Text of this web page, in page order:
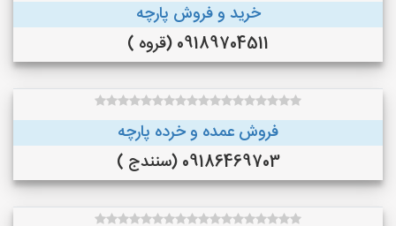
خرید و فروش پارچه
09189704511 (قروه )
فروش عمده و خرده پارچه
09186469703 (سنندج )